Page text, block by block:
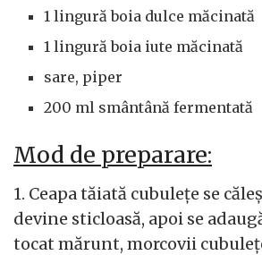
1 lingură boia dulce măcinată
1 lingură boia iute măcinată
sare, piper
200 ml smântână fermentată
Mod de preparare:
1. Ceapa tăiată cubulețe se
devine sticloasă, apoi se
tocat mărunt, morcovii